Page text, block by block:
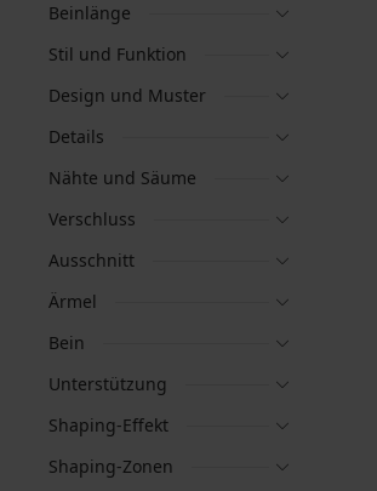
Beinlänge
Stil und Funktion
Design und Muster
Details
Nähte und Säume
Verschluss
Ausschnitt
Ärmel
Bein
Unterstützung
Shaping-Effekt
Shaping-Zonen